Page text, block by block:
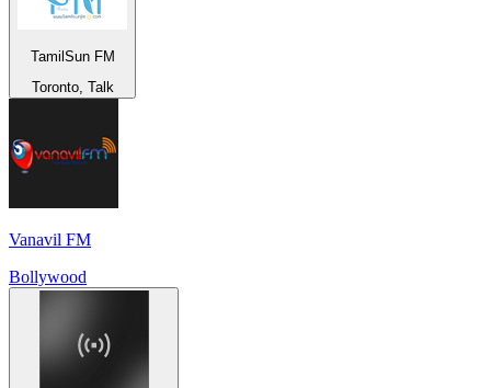
TamilSun FM
Toronto, Talk
Vanavil FM
Bollywood